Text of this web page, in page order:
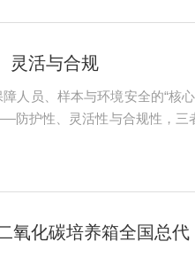
灵活与合规
人员、样本与环境安全的“
护性、灵活性与合规性，三
氧化碳培养箱全国总代